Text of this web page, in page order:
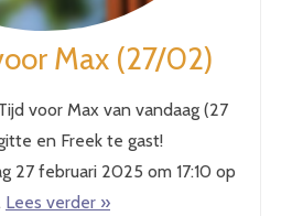
Max (27/02)
voor Max van vandaag (27
en Freek te gast!
27 februari 2025 om 17:10 op
Lees verder »